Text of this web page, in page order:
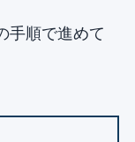
手順で進めて